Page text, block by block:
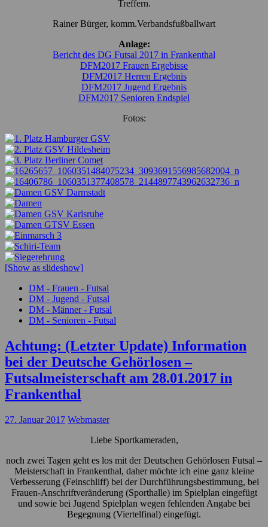
Treffern.
Rainer Bürger, komm.Verbandsfußballwart
Anlage:
Bericht des DG Futsal 2017 in Frankenthal
DFM2017 Frauen Ergebisse
DFM2017 Herren Ergebnis
DFM2017 Jugend Ergebnis
DFM2017 Senioren Endspiel
Fotos:
[Show as slideshow]
DM - Frauen - Futsal
DM - Jugend - Futsal
DM - Männer - Futsal
DM - Senioren - Futsal
Achtung: (Letzter Update) Information
bei der Deutsche Gehörlosen –
Futsalmeisterschaft am 28.01.2017 in
Frankenthal
27. Januar 2017 Webmaster
Liebe Sportkameraden,
noch zwei Tagen geht es los mit der Deutschen Gehörlosen Futsal –
Meisterschaft in Frankenthal, daher möchte ich eine ganz kleine
Verbesserung (Feinschliff) bei der Durchführungsbestimmung, bei
Frauen-Anschriftveränderung (Sporthalle) im Spielplan eingefügt
und sowie bei Jugend Spielplan wegen fehlenden Angabe bei
Begegnung (Viertelfinal) eingefügt.